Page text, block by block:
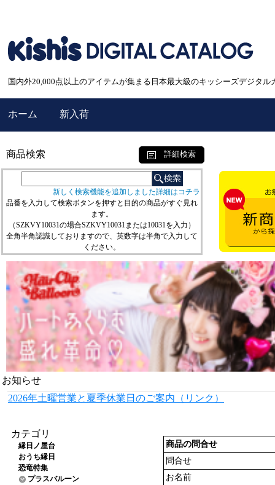
国内外20,000点以上のアイテムが集まる日本最大級のキッシーズデジタル
ホーム 新入荷
商品検索 詳細検索
新しく検索機能を追加しました詳細はコチラ
品番を入力して検索ボタンを押すと目的の商品がすぐ見れ
ます。
（SZKVY10031の場合SZKVY10031または10031を入力）
全角半角認識しておりますので、英数字は半角で入力して
ください。
お知らせ
2026年土曜営業と夏季休業日のご案内（リンク）
カテゴリ
縁日ノ屋台
おうち縁日
恐竜特集
プラスバルーン
商品の問合せ
問合せ
お名前